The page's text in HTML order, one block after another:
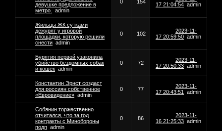
девушке предложение в
метро.
admin
0 154
17 21:04:54 admin
Жильцы ЖК сутками
дежурят у игровой
площадки, которую решили
снести admin
0 102
2023-11-
17 20:59:50 admin
Бурятия первой узаконила
убийство бездомных собак
и кошек admin
0 72
2023-11-
17 20:50:33 admin
Константин Эрнст создаст
для россиян собственное
«Евровидение» admin
0 77
2023-11-
17 20:43:51
admin
Собянин торжественно
отчитался, что за год
контракты с Минобороны
подп admin
0 86
2023-11-
16 21:25:33 admin